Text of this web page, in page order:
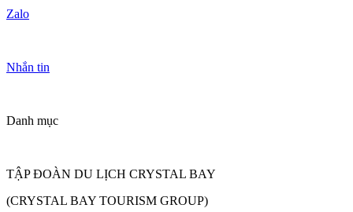
Zalo
Nhắn tin
Danh mục
TẬP ĐOÀN DU LỊCH CRYSTAL BAY
(CRYSTAL BAY TOURISM GROUP)